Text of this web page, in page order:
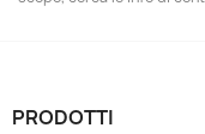
PRODOTTI